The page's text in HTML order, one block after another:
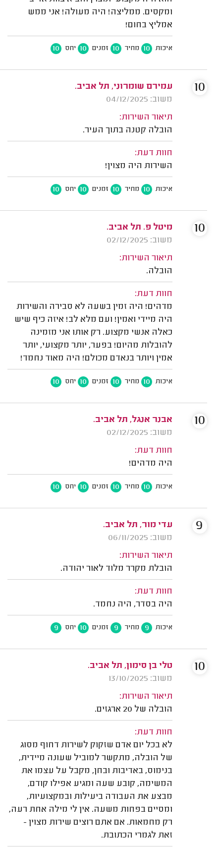
ומקסים. ממליצה! היה מעולה! אני ממש
אמליץ בחום!
איכות 10 מחיר 10 זמנים 10 יחס 10
עמירם שומרוני, תל אביב.
משוב: 04/12/2025
תיאור השירות:
הובלה קטנה בתוך העיר.
חוות דעת:
השירות היה מצוין!
איכות 10 מחיר 10 זמנים 10 יחס 10
10
מיטל פ. תל אביב.
משוב: 02/12/2025
תיאור השירות:
הובלה.
חוות דעת:
מדהים! היה זמין בשעה לא סבירה והשירות
היה מיידי ואמין! ועם מלא לב! איזה כיף שיש
כאלה אנשי מקצוע. רק אותו אני מזמינה
להובלות מהיום! בפער, יותר מקצועי, יותר
אמין ויותר בנאדם מכולם! היה מאוד נחמד!
איכות 10 מחיר 10 זמנים 10 יחס 10
10
אבנר אנגל, תל אביב.
משוב: 02/12/2025
חוות דעת:
היה מדהים!
איכות 10 מחיר 10 זמנים 10 יחס 10
10
עדי מור, תל אביב.
משוב: 06/11/2025
תיאור השירות:
הובלת מקרר מלוד לאור יהודה.
חוות דעת:
היה בסדר, היה נחמד.
איכות 9 מחיר 9 זמנים 10 יחס 9
9
טלי בן סימון, תל אביב.
משוב: 13/10/2025
תיאור השירות:
הובלה של 20 ארגזים.
חוות דעת:
לא בכל יום אדם שזקוק לשירות דחוף מסוג
של הובלה, מתקשר למוביל שעונה מיידית,
בנימוס, באדיבות ובחן, מקבל על עצמו את
המשימה, קובע שעה ומגיע אפילו קודם,
מבצע את העבודה ביעילות ובמקצועיות,
ומסיים בפחות משעה. אין לי מילה אחת רעה,
רק מחמאות. אם אתם רוצים שירות מצוין -
זאת לגמרי הכתובת.
10